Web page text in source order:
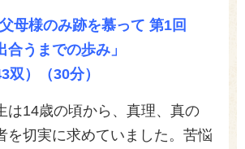
母様のみ跡を慕って 第1回
合うまでの歩み」
双）（30分）
は14歳の頃から、真理、真の
を切実に求めていました。苦悩